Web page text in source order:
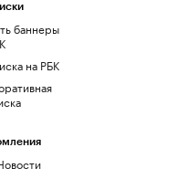
баннеры
на РБК